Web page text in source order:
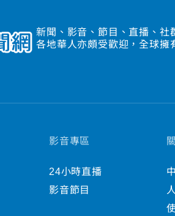
新聞、影音、節目、直播、社
各地華人亦頗受歡迎，全球擁
影音專區
24小時直播
影音節目